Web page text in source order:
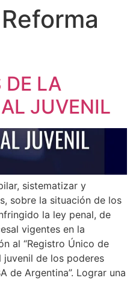
Reforma
DE LA
JUVENIL
sistematizar y
sobre la situación de los
la ley penal, de
vigentes en la
al “Registro Único de
juvenil de los poderes
de Argentina”. Lograr una